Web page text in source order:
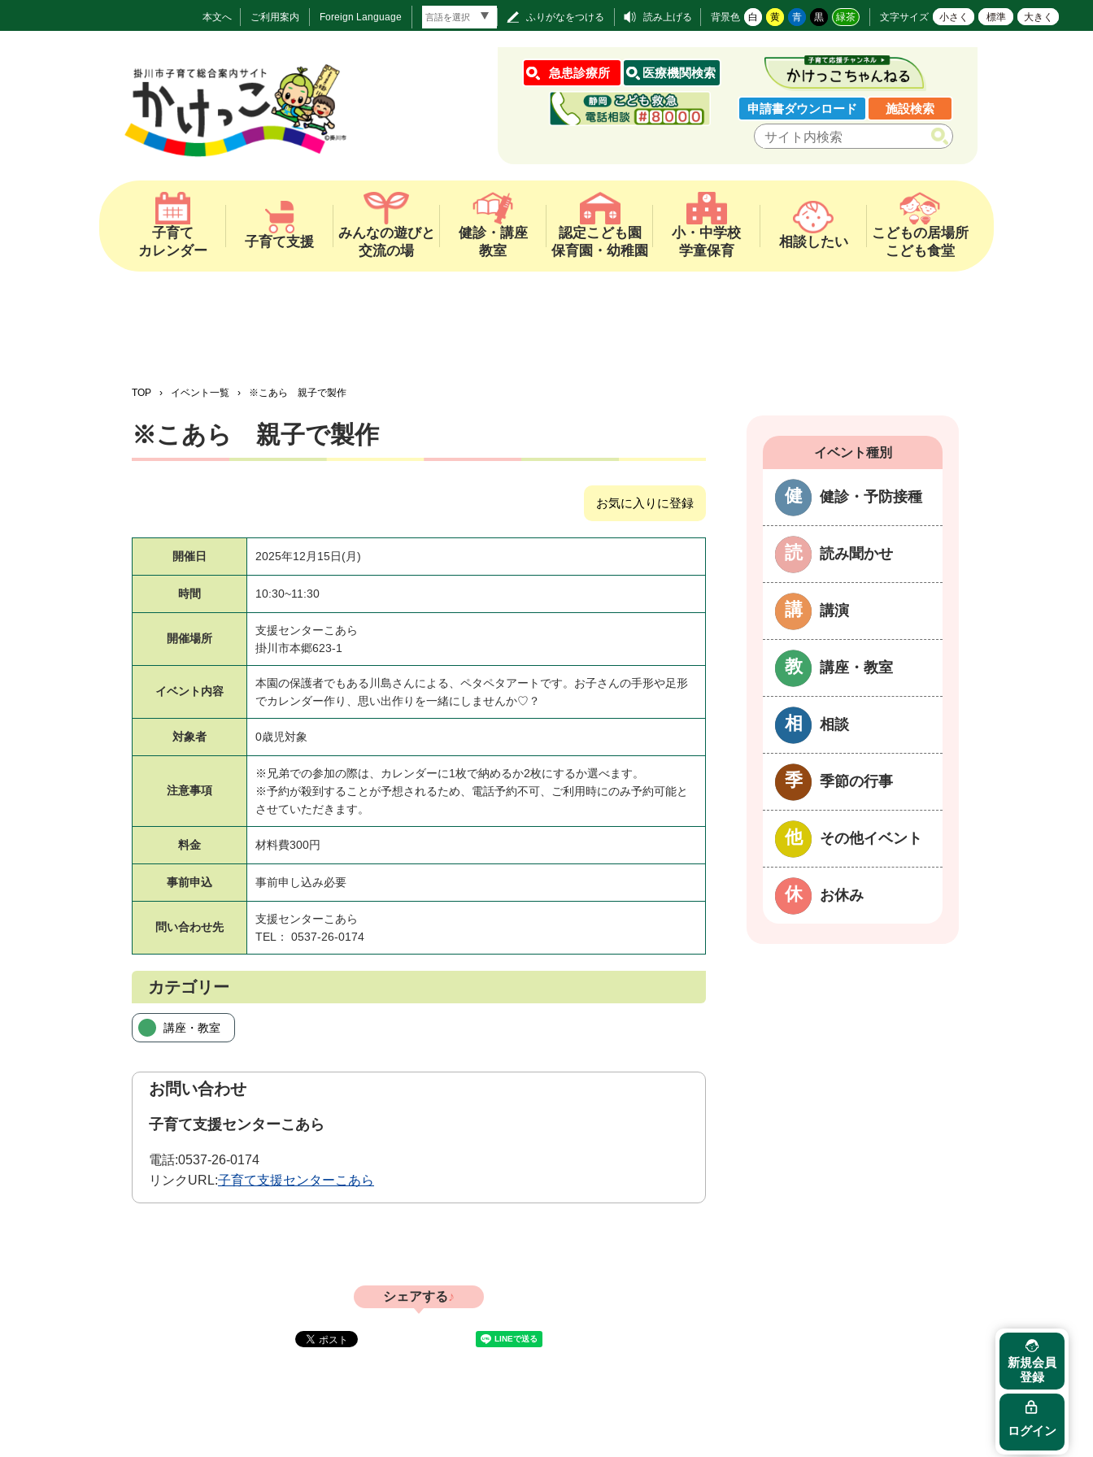
本文へ ご利用案内 Foreign Language ふりがなをつける 読み上げる 背景色 白 黄 青 黒 緑茶 文字サイズ 小さく 標準 大きく
急患診療所 医療機関検索
申請書ダウンロード 施設検索
子育て
カレンダー
子育て支援
みんなの遊びと
交流の場
健診・講座
教室
認定こども園
保育園・幼稚園
小・中学校
学童保育
相談したい
こどもの居場所
こども食堂
TOP › イベント一覧 › ※こあら 親子で製作
※こあら 親子で製作
お気に入りに登録
開催日 2025年12月15日(月)
時間 10:30~11:30
開催場所
支援センターこあら
掛川市本郷623-1
イベント 内容
本園の保護者でもある川島さんによる、ペタペタアートです。お子さんの手形や足形
でカレンダー作り、思い出作りを一緒にしませんか♡？
対象者 0歳児対象
注意事項
※兄弟での参加の際は、カレンダーに1枚で納めるか2枚にするか選べます。
※予約が殺到することが予想されるため、電話予約不可、ご利用時にのみ予約可能と
させていただきます。
料金 材料費300円
事前申込 事前申し込み必要
問い合わせ先
支援センターこあら
TEL： 0537-26-0174
カテゴリー
講座・教室
お問い合わせ
子育て支援センターこあら
電話:0537-26-0174
リンクURL:子育て支援センターこあら
シェアする
イベント種別
健診・予防接種
読み聞かせ
講演
講座・教室
相談
季節の行事
その他イベント
お休み
新規会員
登録
ログイン